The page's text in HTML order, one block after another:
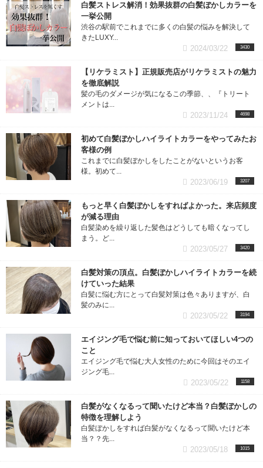
白髪ストレス解消！効果抜群の白髪ぼかしカラーを
一挙公開
渋谷の駅前でこれまでに多くの白髪の悩みを解決して
きたLUXY...
3430
2024/03/22
【リケラミスト】正規販売店がリケラミストの魅力
を徹底解説
髪の毛のダメージが気になるこの季節、、『トリート
メントは...
4698
2023/11/24
初めて白髪ぼかしハイライトカラーをやってみたお
客様の例
これまでに白髪ぼかしをしたことがないというお客
様。初めて...
3207
2023/06/19
もっと早く白髪ぼかしをすればよかった。来店頻度
が減る理由
白髪染めを繰り返した髪色はどうしても暗くなってし
まう。ど...
3420
2023/05/27
白髪対策の頂点。白髪ぼかしハイライトカラーを続
けていった結果
白髪に悩む方にとって白髪対策は色々ありますが、白
髪のみに...
3194
2023/05/22
エイジング毛で悩む前に知っておいてほしい4つの
こと
エイジング毛で悩む大人女性のために今回はそのエイ
ジング毛...
1158
2023/05/22
白髪がなくなるって聞いたけど本当？白髪ぼかしの
特徴を理解しよう
白髪ぼかしをすれば白髪がなくなるって聞いたけど本
当？？先...
1015
2023/05/18